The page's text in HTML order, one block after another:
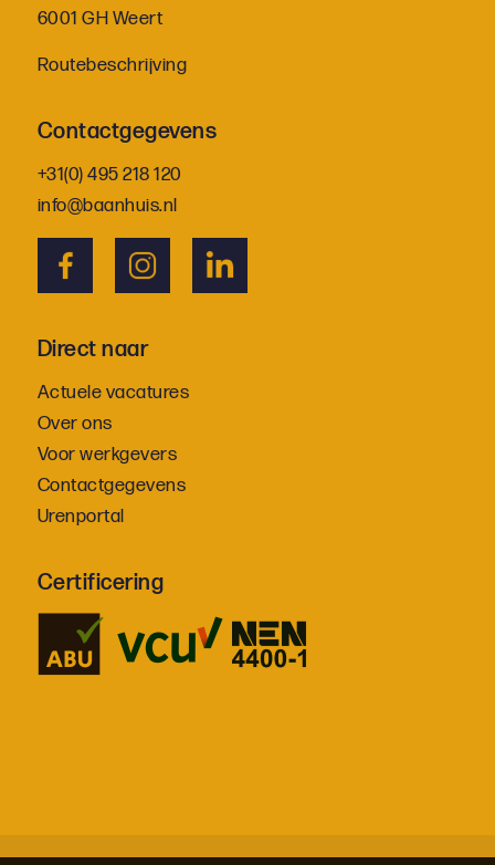
6001 GH Weert
Routebeschrijving
Contactgegevens
+31(0) 495 218 120
info@baanhuis.nl
Direct naar
Actuele vacatures
Over ons
Voor werkgevers
Contactgegevens
Urenportal
Certificering